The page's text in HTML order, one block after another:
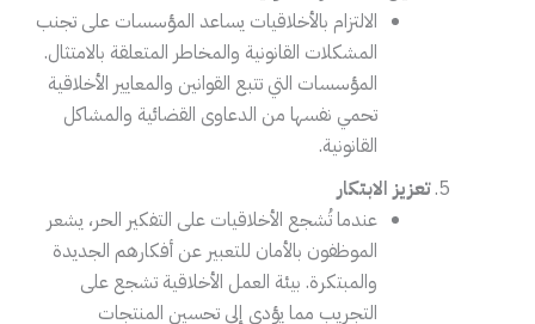
الالتزام بالأخلاقيات يساعد المؤسسات على تجنب
المشكلات القانونية والمخاطر المتعلقة بالامتثال.
المؤسسات التي تتبع القوانين والمعايير الأخلاقية
تحمي نفسها من الدعاوى القضائية والمشاكل
القانونية.
تعزيز الابتكار
عندما تُشجع الأخلاقيات على التفكير الحر، يشعر
الموظفون بالأمان للتعبير عن أفكارهم الجديدة
والمبتكرة. بيئة العمل الأخلاقية تشجع على
التجريب مما يؤدي إلى تحسين المنتجات